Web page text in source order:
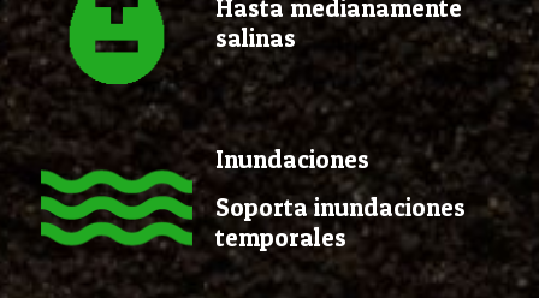
Hasta medianamente
salinas
Inundaciones
Soporta inundaciones
temporales